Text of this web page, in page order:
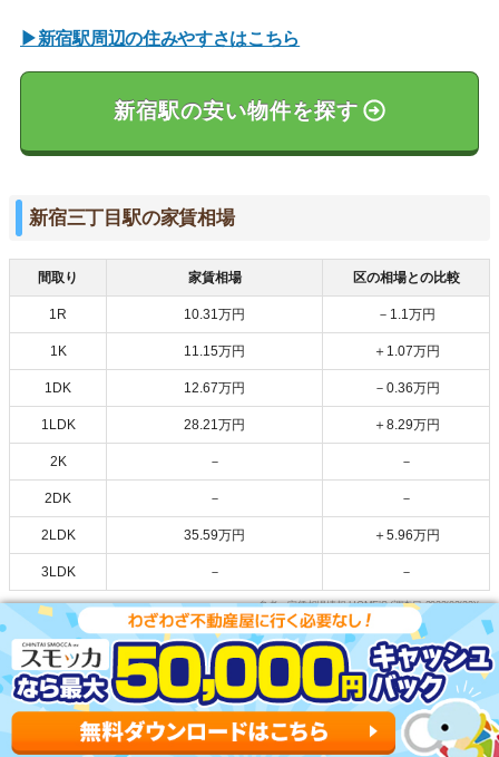
▶新宿駅周辺の住みやすさはこちら
新宿駅の安い物件を探す
新宿三丁目駅の家賃相場
間取り 家賃相場 区の相場との比較
1R 10.31万円 －1.1万円
1K 11.15万円 ＋1.07万円
1DK 12.67万円 －0.36万円
1LDK 28.21万円 ＋8.29万円
2K － －
2DK － －
2LDK 35.59万円 ＋5.96万円
3LDK － －
参考：家賃相場情報-HOME’S (調査日:2023/02/22)/
新宿三丁目駅の安い物件を探す